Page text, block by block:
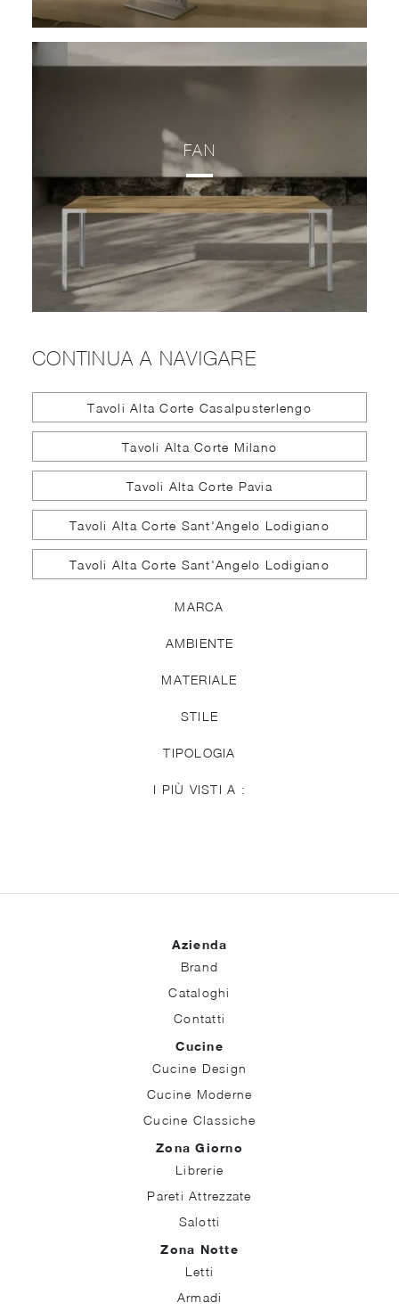
FAN
CONTINUA A NAVIGARE
Tavoli Alta Corte Casalpusterlengo
Tavoli Alta Corte Milano
Tavoli Alta Corte Pavia
Tavoli Alta Corte Sant'Angelo Lodigiano
Tavoli Alta Corte Sant'Angelo Lodigiano
MARCA
AMBIENTE
MATERIALE
STILE
TIPOLOGIA
I PIÙ VISTI A :
Azienda
Brand
Cataloghi
Contatti
Cucine
Cucine Design
Cucine Moderne
Cucine Classiche
Zona Giorno
Librerie
Pareti Attrezzate
Salotti
Zona Notte
Letti
Armadi